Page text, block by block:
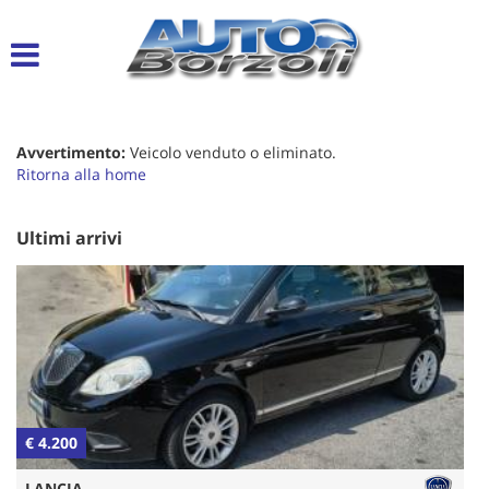
Avvertimento: Veicolo venduto o eliminato.
Ritorna alla home
Ultimi arrivi
€ 4.200
Le
tue
Il
ti
esprimere
tue
preferenze
di
consenso
alle
tecnologie
di